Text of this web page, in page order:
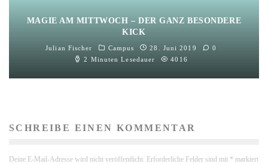
MAGIE AM MITTWOCH – DER GANZ BESONDERE
KICK
Julian Fischer Campus 28. Juni 2019
0
2 Minuten Lesedauer
4016
SCHREIBE EINEN KOMMENTAR
Deine E-Mail-Adresse wird nicht veröffentlicht. Erforderliche Felder sind mit * markiert